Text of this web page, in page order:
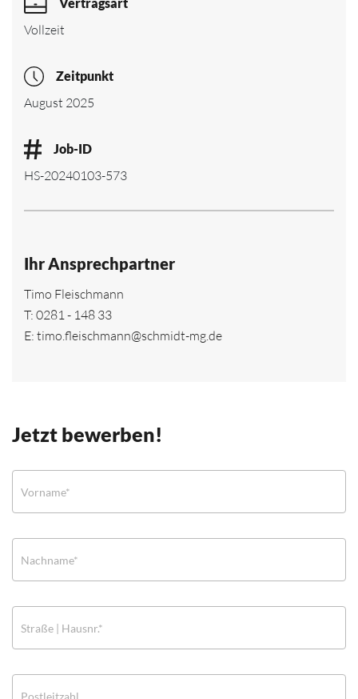
Vollzeit
Zeitpunkt
August 2025
Job-ID
HS-20240103-573
Ihr Ansprechpartner
Timo Fleischmann
T: 0281 - 148 33
E: timo.fleischmann@schmidt-mg.de
Jetzt bewerben!